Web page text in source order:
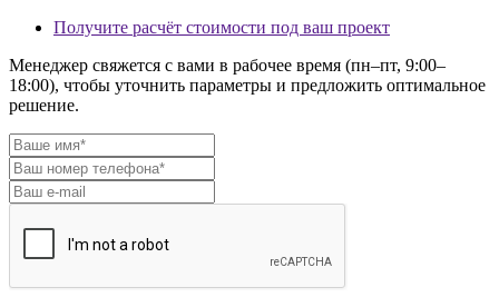
Получите расчёт стоимости под ваш проект
Менеджер свяжется с вами в рабочее время (пн–пт, 9:00–
18:00), чтобы уточнить параметры и предложить оптимальное
решение.